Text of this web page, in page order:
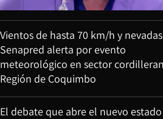
Vientos de hasta 70 km/h y
Senapred alerta por evento
meteorológico en sector
Región de Coquimbo
El debate que abre el nuevo